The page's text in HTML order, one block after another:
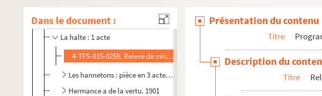
Dans le document :
La guêpe
Guillaume le confident : comédie en 3 actes. 1951
La halte : 1 acte
4-TFS-015-0259. Relevé de mise en scène
Les hannetons : pièce en 3 actes. 1906
Hermance a de la vertu. 1901
Présentation du contenu
Titre
Description du
Titre